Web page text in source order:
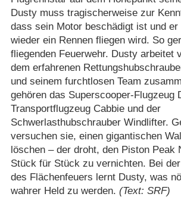
Dusty muss tragischerweise zur
dass sein Motor beschädigt ist und er
wieder ein Rennen fliegen wird. So
fliegenden Feuerwehr. Dusty arbeitet
dem erfahrenen
und seinem furchtlosen Team
gehören das Superscooper-Flugzeug
Transportflugzeug Cabbie und der
Schwerlasthubschrauber Windlifter.
versuchen sie, einen gigantischen
löschen – der droht, den Piston Peak
Stück für Stück zu vernichten. Bei
des Flächenfeuers lernt Dusty, was
wahrer Held zu werden. (Text: SRF)